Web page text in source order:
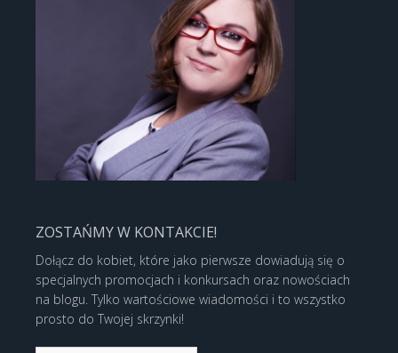
ZOSTAŃMY W KONTAKCIE!
Dołącz do kobiet, które jako pierwsze dowiadują się o
specjalnych promocjach i konkursach oraz nowościach
na blogu. Tylko wartościowe wiadomości i to wszystko
prosto do Twojej skrzynki!